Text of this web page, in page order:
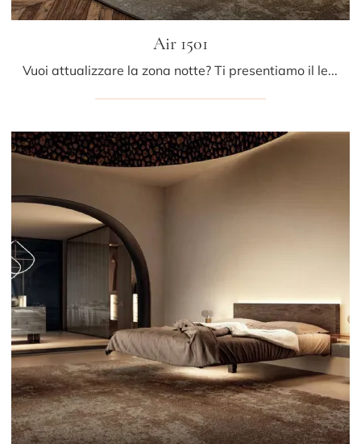
Air 1501
Vuoi attualizzare la zona notte? Ti presentiamo il letto in tessuto Air 1501 di Lago per spazi design.